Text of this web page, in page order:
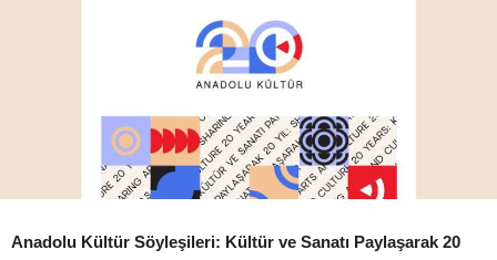
Anadolu Kültür Söyleşileri: Kültür ve Sanatı Paylaşarak 20